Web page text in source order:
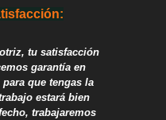
tisfacción:
, tu satisfacción
garantía en
que tengas la
estará bien
trabajaremos